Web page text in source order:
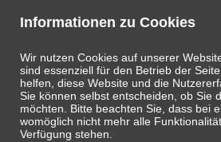
Informationen zu Cookies
Wir nutzen Cookies auf unserer
sind essenziell für den Betrieb der
helfen, diese Website und die
Sie können selbst entscheiden, ob Sie
möchten. Bitte beachten Sie, dass bei
womöglich nicht mehr alle
Verfügung stehen.
Geschenkideen & Partner
Heute istAugust 9, 2026